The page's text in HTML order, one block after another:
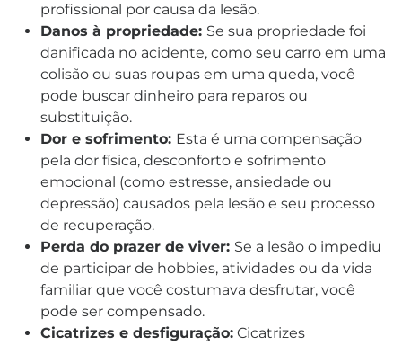
profissional por causa da lesão.
Danos à propriedade: Se sua propriedade foi
danificada no acidente, como seu carro em uma
colisão ou suas roupas em uma queda, você
pode buscar dinheiro para reparos ou
substituição.
Dor e sofrimento: Esta é uma compensação
pela dor física, desconforto e sofrimento
emocional (como estresse, ansiedade ou
depressão) causados pela lesão e seu processo
de recuperação.
Perda do prazer de viver: Se a lesão o impediu
de participar de hobbies, atividades ou da vida
familiar que você costumava desfrutar, você
pode ser compensado.
Cicatrizes e desfiguração: Cicatrizes